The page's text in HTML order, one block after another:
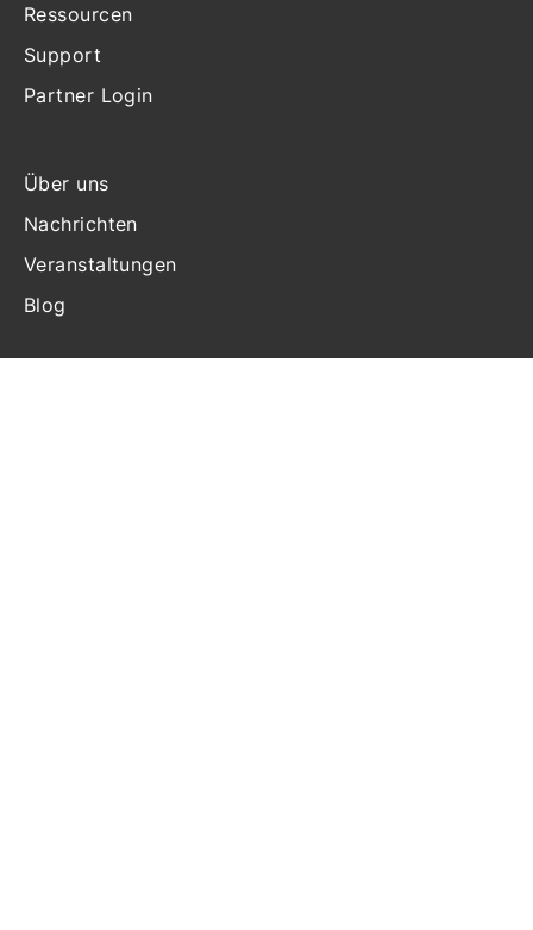
Ressourcen
Support
Partner Login
Über uns
Nachrichten
Veranstaltungen
Blog